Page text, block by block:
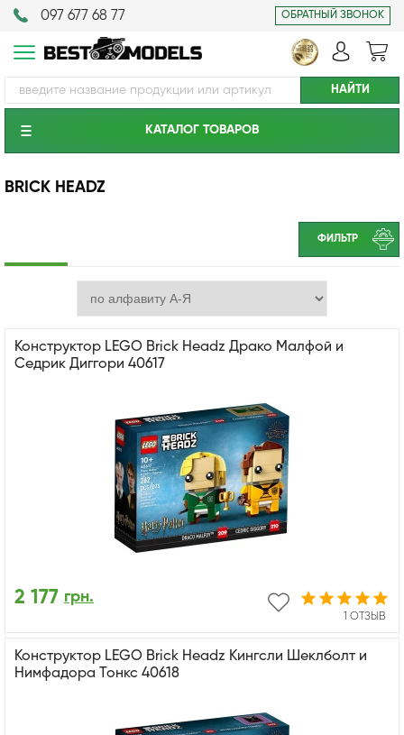
097 677 68 77 ОБРАТНЫЙ ЗВОНОК
КАТАЛОГ ТОВАРОВ
BRICK HEADZ
ФИЛЬТР
Конструктор LEGO Brick Headz Драко Малфой и
Седрик Диггори 40617
1 ОТЗЫВ
2 177 грн.
Конструктор LEGO Brick Headz Кингсли Шеклболт и
Нимфадора Тонкс 40618